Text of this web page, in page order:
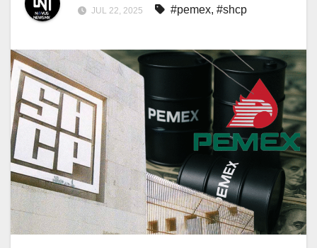
JUL 22, 2025 #pemex, #shcp